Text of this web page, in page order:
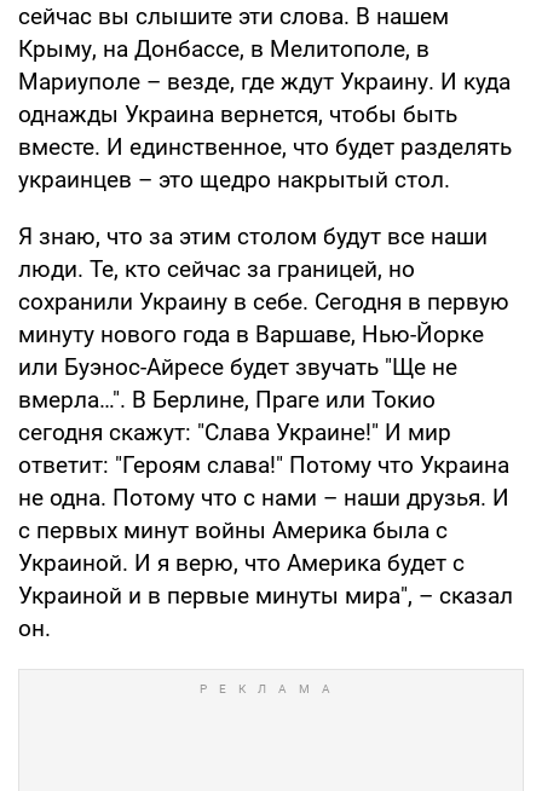
сейчас вы слышите эти слова. В нашем
Крыму, на Донбассе, в Мелитополе, в
Мариуполе – везде, где ждут Украину. И куда
однажды Украина вернется, чтобы быть
вместе. И единственное, что будет разделять
украинцев – это щедро накрытый стол.
Я знаю, что за этим столом будут все наши
люди. Те, кто сейчас за границей, но
сохранили Украину в себе. Сегодня в первую
минуту нового года в Варшаве, Нью-Йорке
или Буэнос-Айресе будет звучать "Ще не
вмерла…". В Берлине, Праге или Токио
сегодня скажут: "Слава Украине!" И мир
ответит: "Героям слава!" Потому что Украина
не одна. Потому что с нами – наши друзья. И
с первых минут войны Америка была с
Украиной. И я верю, что Америка будет с
Украиной и в первые минуты мира", – сказал
он.